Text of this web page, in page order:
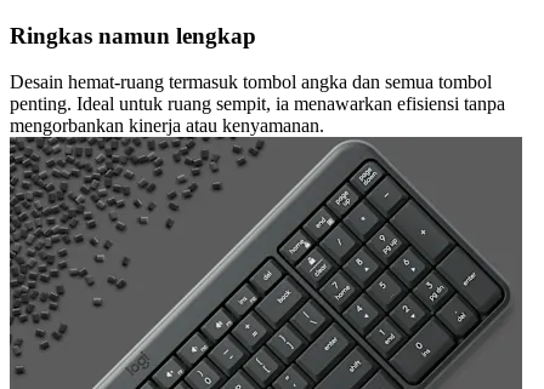
Ringkas namun lengkap
Desain hemat-ruang termasuk tombol angka dan semua tombol
penting. Ideal untuk ruang sempit, ia menawarkan efisiensi tanpa
mengorbankan kinerja atau kenyamanan.